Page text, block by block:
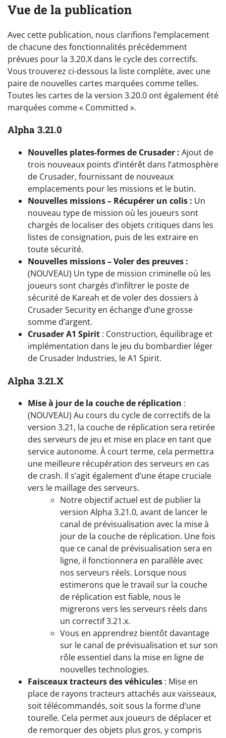
Vue de la publication
Avec cette publication, nous clarifions l’emplacement
de chacune des fonctionnalités précédemment
prévues pour la 3.20.X dans le cycle des correctifs.
Vous trouverez ci-dessous la liste complète, avec une
paire de nouvelles cartes marquées comme telles.
Toutes les cartes de la version 3.20.0 ont également été
marquées comme « Committed ».
Alpha 3.21.0
Nouvelles plates-formes de Crusader : Ajout de
trois nouveaux points d’intérêt dans l’atmosphère
de Crusader, fournissant de nouveaux
emplacements pour les missions et le butin.
Nouvelles missions – Récupérer un colis : Un
nouveau type de mission où les joueurs sont
chargés de localiser des objets critiques dans les
listes de consignation, puis de les extraire en
toute sécurité.
Nouvelles missions – Voler des preuves :
(NOUVEAU) Un type de mission criminelle où les
joueurs sont chargés d’infiltrer le poste de
sécurité de Kareah et de voler des dossiers à
Crusader Security en échange d’une grosse
somme d’argent.
Crusader A1 Spirit : Construction, équilibrage et
implémentation dans le jeu du bombardier léger
de Crusader Industries, le A1 Spirit.
Alpha 3.21.X
Mise à jour de la couche de réplication :
(NOUVEAU) Au cours du cycle de correctifs de la
version 3.21, la couche de réplication sera retirée
des serveurs de jeu et mise en place en tant que
service autonome. À court terme, cela permettra
une meilleure récupération des serveurs en cas
de crash. Il s’agit également d’une étape cruciale
vers le maillage des serveurs.
Notre objectif actuel est de publier la
version Alpha 3.21.0, avant de lancer le
canal de prévisualisation avec la mise à
jour de la couche de réplication. Une fois
que ce canal de prévisualisation sera en
ligne, il fonctionnera en parallèle avec
nos serveurs réels. Lorsque nous
estimerons que le travail sur la couche
de réplication est fiable, nous le
migrerons vers les serveurs réels dans
un correctif 3.21.x.
Vous en apprendrez bientôt davantage
sur le canal de prévisualisation et sur son
rôle essentiel dans la mise en ligne de
nouvelles technologies.
Faisceaux tracteurs des véhicules : Mise en
place de rayons tracteurs attachés aux vaisseaux,
soit télécommandés, soit sous la forme d’une
tourelle. Cela permet aux joueurs de déplacer et
de remorquer des objets plus gros, y compris